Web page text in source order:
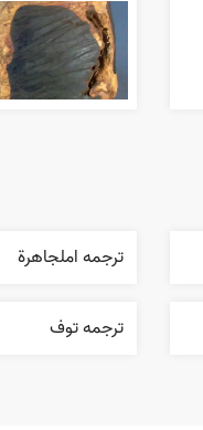
ترجمه املجاهرة
ترجمه توف